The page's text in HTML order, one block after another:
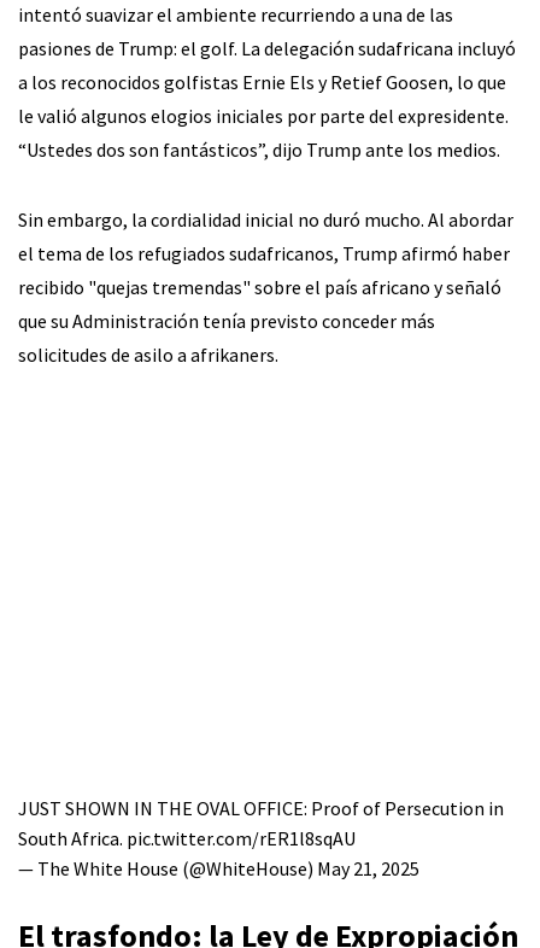
intentó suavizar el ambiente recurriendo a una de las
pasiones de Trump: el golf. La delegación sudafricana incluyó
a los reconocidos golfistas Ernie Els y Retief Goosen, lo que
le valió algunos elogios iniciales por parte del expresidente.
“Ustedes dos son fantásticos”, dijo Trump ante los medios.
Sin embargo, la cordialidad inicial no duró mucho. Al abordar
el tema de los refugiados sudafricanos, Trump afirmó haber
recibido "quejas tremendas" sobre el país africano y señaló
que su Administración tenía previsto conceder más
solicitudes de asilo a afrikaners.
JUST SHOWN IN THE OVAL OFFICE: Proof of Persecution in
South Africa. pic.twitter.com/rER1l8sqAU
— The White House (@WhiteHouse) May 21, 2025
El trasfondo: la Ley de Expropiación